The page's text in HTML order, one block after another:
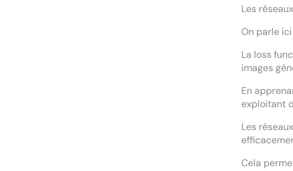
Les
On parle
La loss
images
En
exploitant
Les
Cela